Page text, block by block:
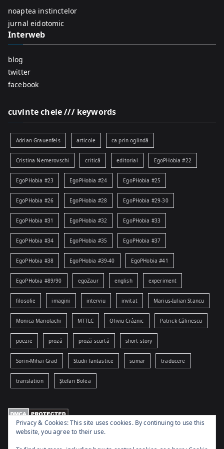
noaptea instinctelor
jurnal eidotomic
Interweb
blog
twitter
facebook
cuvinte cheie /// keywords
Adrian Grauenfels articole ca prin oglindă
Cristina Nemerovschi critică editorial EgoPHobia #22
EgoPHobia #23 EgoPHobia #24 EgoPHobia #25
EgoPHobia #26 EgoPHobia #28 EgoPHobia #29-30
EgoPHobia #31 EgoPHobia #32 EgoPHobia #33
EgoPHobia #34 EgoPHobia #35 EgoPHobia #37
EgoPHobia #38 EgoPHobia #39-40 EgoPHobia #41
EgoPHobia #89/90 egoZaur english experiment
filosofie imagini interviu invitat Marius-Iulian Stancu
Monica Manolachi MTTLC Oliviu Crâznic Patrick Călinescu
poezie proză proză scurtă short story
Sorin-Mihai Grad Studii fantastice sumar traducere
translation Ștefan Bolea
Privacy & Cookies: This site uses cookies. By continuing to use this
website, you agree to their use.